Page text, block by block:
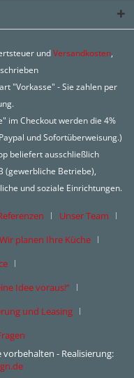
undVersandkosten,
"Vorkasse" - Sie zahlen per
im Checkout werden die 4%
und Sofortüberweisung.)
beliefert ausschließlich
(gewerbliche Betriebe),
und soziale Einrichtungen.
Unser Team
Wir planen Ihre Küche
Idee voraus!“
und Leasing
- Realisierung: